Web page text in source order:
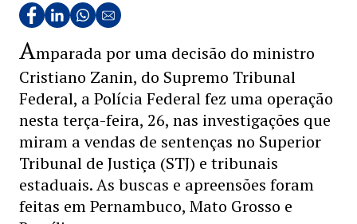
Amparada por uma decisão do ministro
Cristiano Zanin, do Supremo Tribunal
Federal, a Polícia Federal fez uma operação
nesta terça-feira, 26, nas investigações que
miram a vendas de sentenças no Superior
Tribunal de Justiça (STJ) e tribunais
estaduais. As buscas e apreensões foram
feitas em Pernambuco, Mato Grosso e